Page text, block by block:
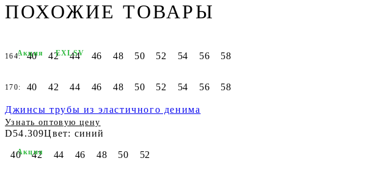
ПОХОЖИЕ ТОВАРЫ
164: 40 42 44 46 48 50 52 54 56 58
170: 40 42 44 46 48 50 52 54 56 58
Джинсы трубы из эластичного денима
Узнать оптовую цену
D54.309Цвет: синий
Акция EXLSV
40 42 44 46 48 50 52
Акция